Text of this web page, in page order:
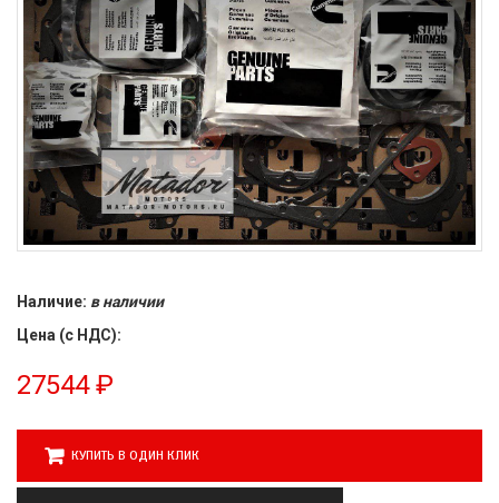
Наличие: в наличии
Цена (с НДС):
27544₽
КУПИТЬ В ОДИН КЛИК